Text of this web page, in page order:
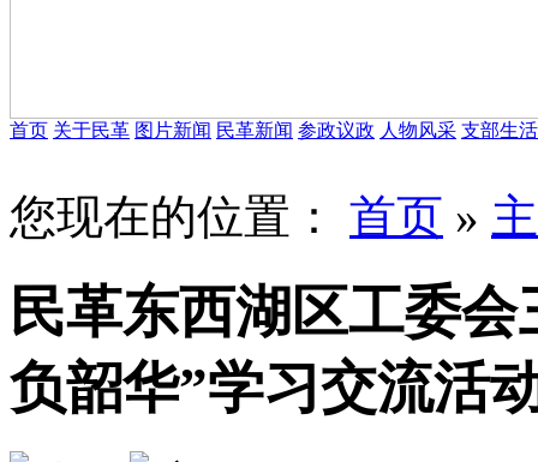
首页 关于民革 图片新闻 民革新闻 参政议政 人物风采 支部生活
您现在的位置： 首页 »
民革东西湖区工委
负韶华”学习交流活